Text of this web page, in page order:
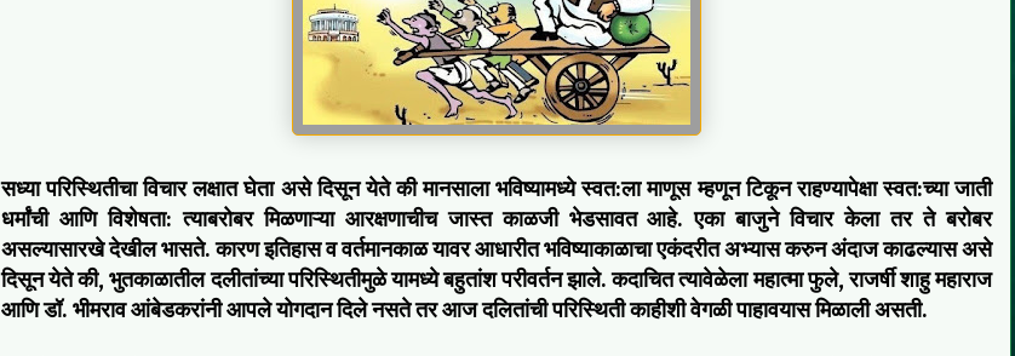
सध्या परिस्थितीचा विचार लक्षात घेता असे दिसून येते की मानसाला भविष्यामध्ये स्वत:ला माणूस म्हणून टिकून राहण्यापेक्षा स्वत:च्या जाती
धर्मांची आणि विशेषता: त्याबरोबर मिळणाऱ्या आरक्षणाचीच जास्त काळजी भेडसावत आहे. एका बाजुने विचार केला तर ते बरोबर
असल्यासारखे देखील भासते. कारण इतिहास व वर्तमानकाळ यावर आधारीत भविष्याकाळाचा एकंदरीत अभ्यास करुन अंदाज काढल्यास असे
दिसून येते की, भुतकाळातील दलीतांच्या परिस्थितीमुळे यामध्ये बहुतांश परीवर्तन झाले. कदाचित त्यावेळेला महात्मा फुले, राजर्षी शाहु महाराज
आणि डॉ. भीमराव आंबेडकरांनी आपले योगदान दिले नसते तर आज दलितांची परिस्थिती काहीशी वेगळी पाहावयास मिळाली असती.